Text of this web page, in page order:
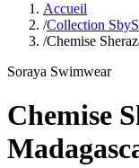
Accueil
/Collection
/Chemise
Soraya Swimwear
Chemise